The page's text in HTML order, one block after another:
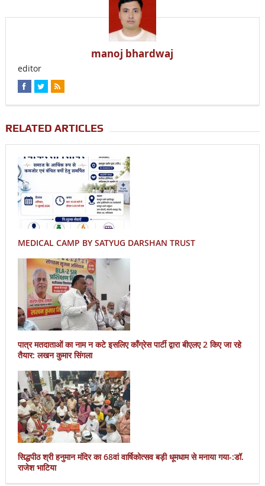
manoj bhardwaj
editor
RELATED ARTICLES
MEDICAL CAMP BY SATYUG DARSHAN TRUST
पात्र मतदाताओं का नाम न कटे इसलिए काँग्रेस पार्टी द्वारा बीएलए 2 किए जा रहे
तैयार: लखन कुमार सिंगला
सिद्धपीठ श्री हनुमान मंदिर का 68वां वार्षिकोत्सव बड़ी धूमधाम से मनाया गया-:डॉ.
राजेश भाटिया